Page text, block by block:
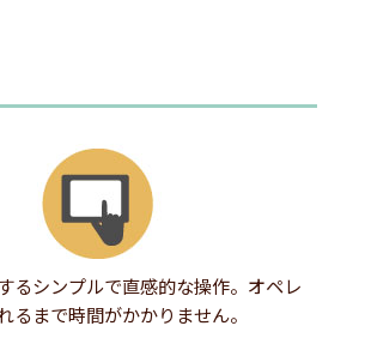
るシンプルで直感的な操作。オペレ
るまで時間がかかりません。